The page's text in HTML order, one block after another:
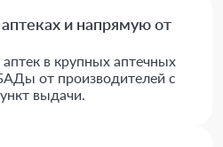
и напрямую от
в крупных аптечных
от производителей с
выдачи.